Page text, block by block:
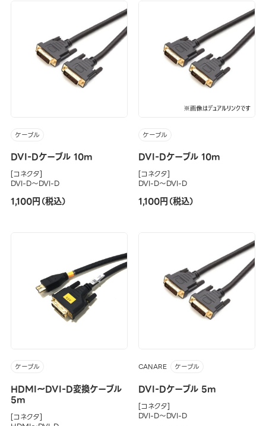
ケーブル
DVI-Dケーブル 10m
[コネクタ]
DVI-D～DVI-D
1,100円（税込）
ケーブル
DVI-Dケーブル 10m
[コネクタ]
DVI-D～DVI-D
1,100円（税込）
ケーブル
HDMI～DVI-D変換ケーブル
5m
[コネクタ]
CANARE ケーブル
DVI-Dケーブル 5m
[コネクタ]
DVI-D～DVI-D